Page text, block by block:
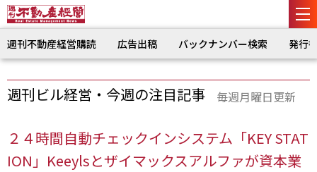
週刊不動産経営購読 広告出稿 バックナンバー検索 発行
週刊ビル経営・今週の注目記事 毎週月曜日更新
２４時間自動チェックインシステム「KEY STAT
ION」Keeylsとザイマックスアルファが資本業